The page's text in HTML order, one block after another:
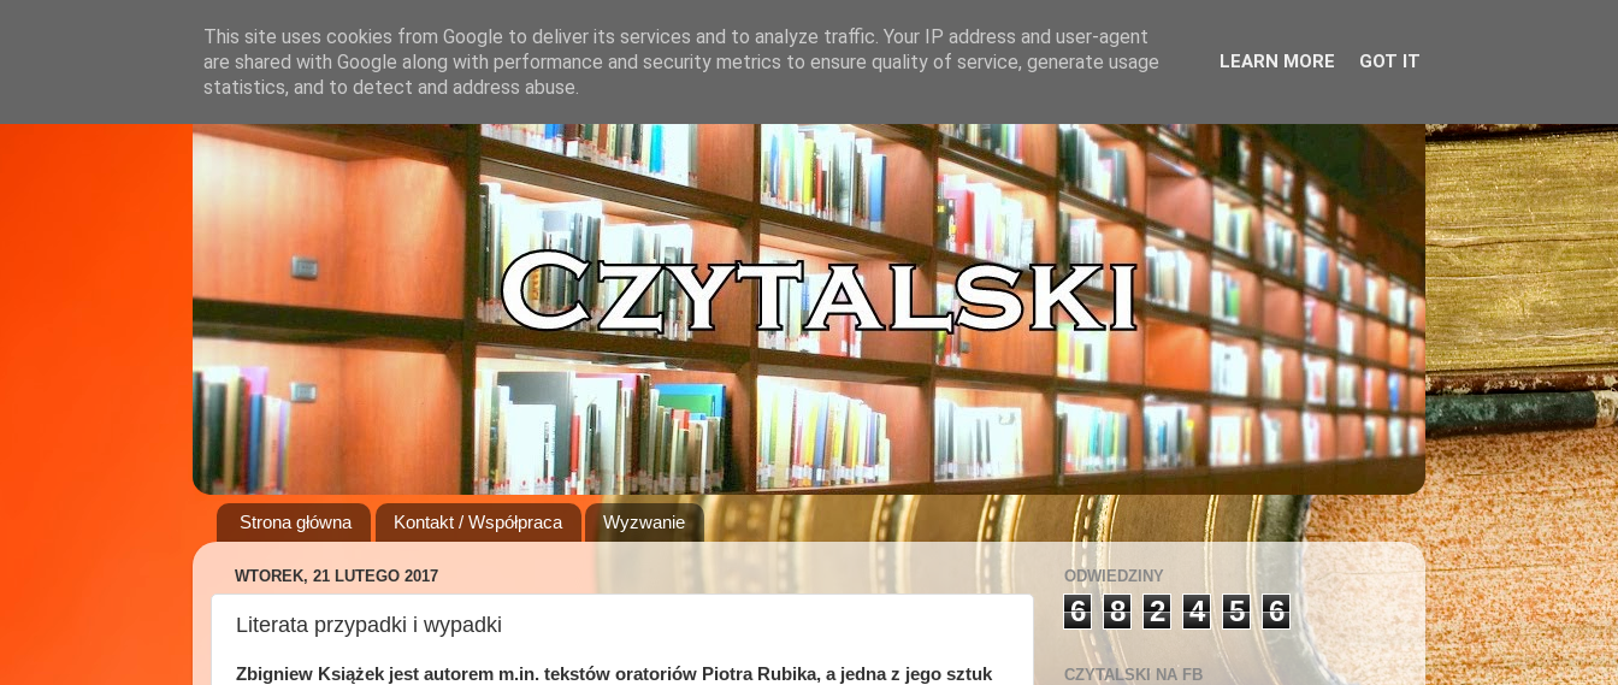
Strona główna Kontakt / Współpraca Wyzwanie
WTOREK, 21 LUTEGO 2017
Literata przypadki i wypadki
Zbigniew Książek jest autorem m.in. tekstów oratoriów Piotra Rubika, a jedna z jego sztuk
ODWIEDZINY
6 8 2 4 5 6
CZYTALSKI NA FB
This site uses cookies from Google to deliver its services and to analyze traffic. Your IP address and user-agent
are shared with Google along with performance and security metrics to ensure quality of service, generate usage
statistics, and to detect and address abuse.
LEARN MORE GOT IT